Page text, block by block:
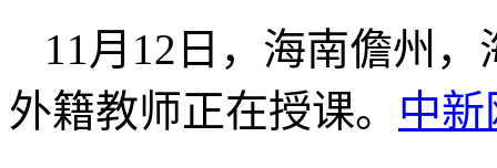
11月12日，海南儋州
外籍教师正在授课。 中新